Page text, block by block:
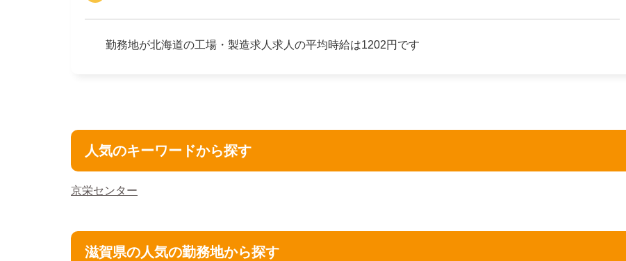
勤務地が北海道の工場・製造求人求人の平均時給は1202円です
人気のキーワードから探す
京栄センター
滋賀県の人気の勤務地から探す